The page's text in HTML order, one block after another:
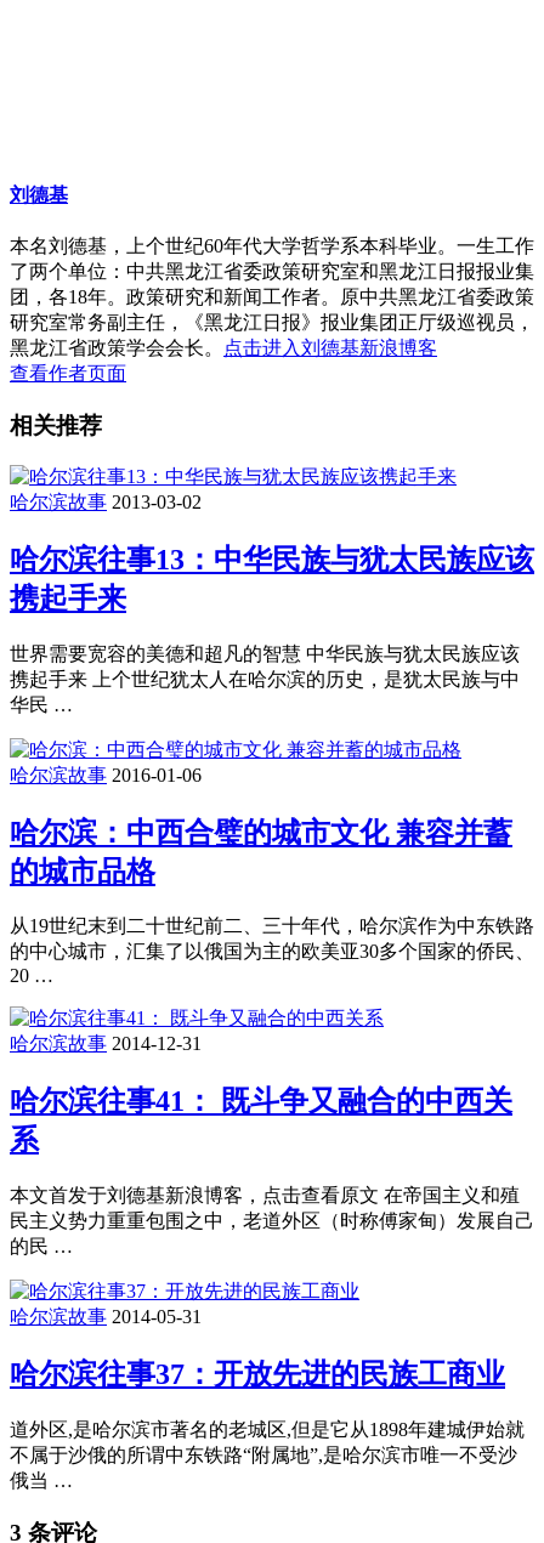
刘德基
本名刘德基，上个世纪60年代大学哲学系本科毕业。一生工作
了两个单位：中共黑龙江省委政策研究室和黑龙江日报报业集
团，各18年。政策研究和新闻工作者。原中共黑龙江省委政策
研究室常务副主任，《黑龙江日报》报业集团正厅级巡视员，
黑龙江省政策学会会长。
点击进入刘德基新浪博客
查看作者页面
相关推荐
哈尔滨故事 2013-03-02
哈尔滨往事13：中华民族与犹太民族应该
携起手来
世界需要宽容的美德和超凡的智慧 中华民族与犹太民族应该
携起手来 上个世纪犹太人在哈尔滨的历史，是犹太民族与中
华民 …
哈尔滨故事 2016-01-06
哈尔滨：中西合璧的城市文化 兼容并蓄
的城市品格
从19世纪末到二十世纪前二、三十年代，哈尔滨作为中东铁路
的中心城市，汇集了以俄国为主的欧美亚30多个国家的侨民、
20 …
哈尔滨故事 2014-12-31
哈尔滨往事41： 既斗争又融合的中西关
系
本文首发于刘德基新浪博客，点击查看原文 在帝国主义和殖
民主义势力重重包围之中，老道外区（时称傅家甸）发展自己
的民 …
哈尔滨故事 2014-05-31
哈尔滨往事37：开放先进的民族工商业
道外区,是哈尔滨市著名的老城区,但是它从1898年建城伊始就
不属于沙俄的所谓中东铁路“附属地”,是哈尔滨市唯一不受沙
俄当 …
3 条评论